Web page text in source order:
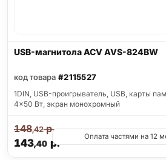
USB-магнитола ACV AVS-824BW
код товара #2115527
1DIN, USB-проигрыватель, USB, карты
4x50 Вт, экран монохромный
143,40р.
148,42р.
Оплата частями на 12